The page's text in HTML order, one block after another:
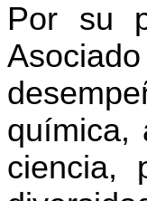
Por su
química,
ciencia,